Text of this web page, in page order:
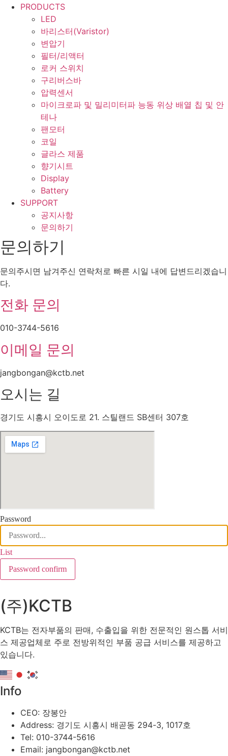
PRODUCTS
LED
바리스터(Varistor)
변압기
필터/리액터
로커 스위치
구리버스바
압력센서
마이크로파 및 밀리미터파 능동 위상 배열 칩 및 안
테나
팬모터
코일
글라스 제품
향기시트
Display
Battery
SUPPORT
공지사항
문의하기
문의하기
문의주시면 남겨주신 연락처로 빠른 시일 내에 답변드리겠습니
다.
전화 문의
010-3744-5616
이메일 문의
jangbongan@kctb.net
오시는 길
경기도 시흥시 오이도로 21. 스틸랜드 SB센터 307호
Password
List
Password confirm
(주)KCTB
KCTB는 전자부품의 판매, 수출입을 위한 전문적인 원스톱 서비
스 제공업체로 주로 전방위적인 부품 공급 서비스를 제공하고
있습니다.
Info
CEO: 장봉안
Address: 경기도 시흥시 배곧동 294-3, 1017호
Tel: 010-3744-5616
Email: jangbongan@kctb.net